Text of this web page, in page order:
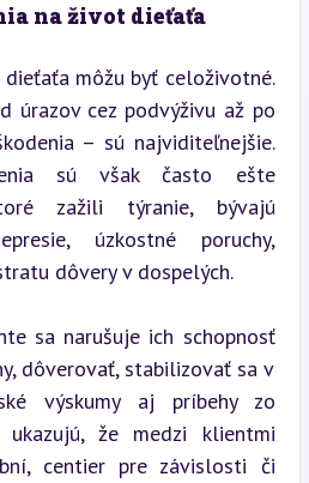
na život dieťaťa
môžu byť celoživotné.
úrazov cez podvýživu až po
– sú najviditeľnejšie.
sú však často ešte
zažili týranie, bývajú
úzkostné poruchy,
dôvery v dospelých.
sa narušuje ich schopnosť
dôverovať, stabilizovať sa v
výskumy aj príbehy zo
ukazujú, že medzi klientmi
centier pre závislosti či